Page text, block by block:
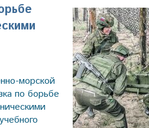
морской
по борьбе